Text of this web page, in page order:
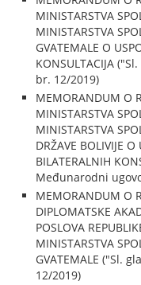
MINISTARSTVA
MINISTARSTVA
GVATEMALE O
KONSULTACIJA
br. 12/2019)
MEMORANDUM O
MINISTARSTVA
MINISTARSTVA
DRŽAVE BOLIVIJE
BILATERALNIH
Međunarodni
MEMORANDUM O
DIPLOMATSKE
POSLOVA
MINISTARSTVA
GVATEMALE ("Sl.
12/2019)